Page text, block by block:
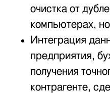
очистка от
компьютерах,
Интеграция
предприятия,
получения
контрагенте,